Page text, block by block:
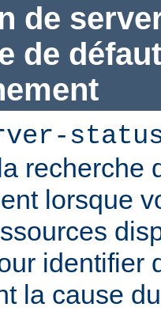
de
de
recherche
lorsque
identifier
la cause